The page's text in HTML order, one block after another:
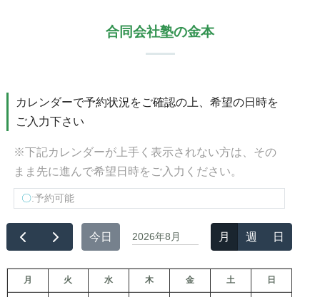
合同会社塾の金本
カレンダーで予約状況をご確認の上、希望の日時を
ご入力下さい
※下記カレンダーが上手く表示されない方は、その
まま先に進んで希望日時をご入力ください。
〇:予約可能
今日 2026年8月 月 週 日
月 火 水 木 金 土 日